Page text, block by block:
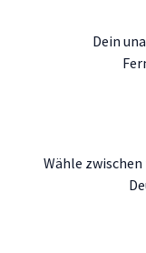
Dein
Wähle